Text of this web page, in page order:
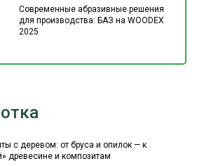
Современные абразивные решения
для производства: БАЗ на WOODEX
2025
с деревом: от бруса и опилок — к
древесине и композитам